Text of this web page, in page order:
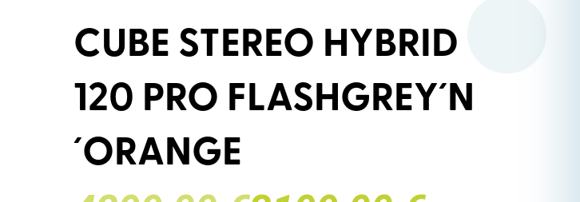
CUBE STEREO HYBRID
120 PRO FLASHGREY´N
´ORANGE